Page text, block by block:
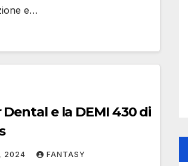
e…
e la DEMI 430 di
2024 FANTASY